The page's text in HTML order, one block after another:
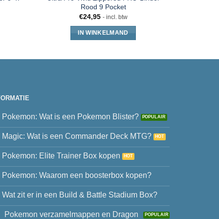
Rood 9 Pocket
€24,95 - incl. btw
IN WINKELMAND
Pokemon: Wat is een Pokemon Blister?
Magic: Wat is een Commander Deck MTG?
Pokemon: Elite Trainer Box kopen
Pokemon: Waarom een boosterbox kopen?
Wat zit er in een Build & Battle Stadium Box?
Pokemon verzamelmappen en Dragon